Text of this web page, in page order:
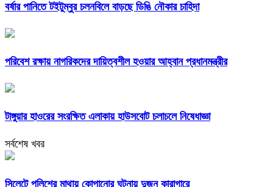
বর্ষার পানিতে টইটুম্বুর চলনবিলে বাড়ছে ডিঙি নৌকার চাহিদা
পরিবেশ রক্ষায় নাগরিকদের দায়িত্বশীল হওয়ার আহ্বান প্রধানমন্ত্রীর
টাঙ্গুয়ার হাওরের সংরক্ষিত এলাকায় হাউসবোট চলাচলে নিষেধাজ্ঞা
সর্বশেষ খবর
সিলেটে পুলিশের মাথায় কোপানোর ঘটনায় দুজন কারাগারে